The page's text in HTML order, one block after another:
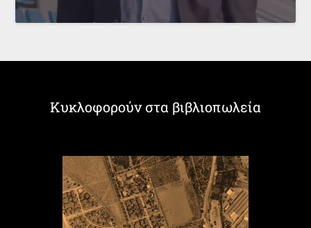
Κυκλοφορούν στα βιβλιοπωλεία